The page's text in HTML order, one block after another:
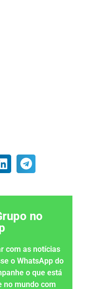
no
com as notícias
o WhatsApp do
o que está
no mundo com